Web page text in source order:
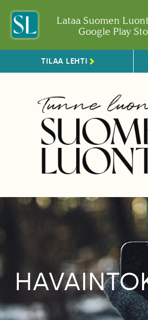
Lataa Suomen
Google Play
TILAA LEHTI